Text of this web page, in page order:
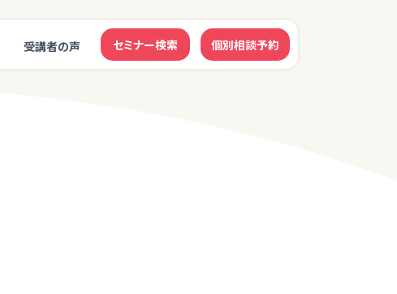
受講者の声 セミナー検索 個別相談予約